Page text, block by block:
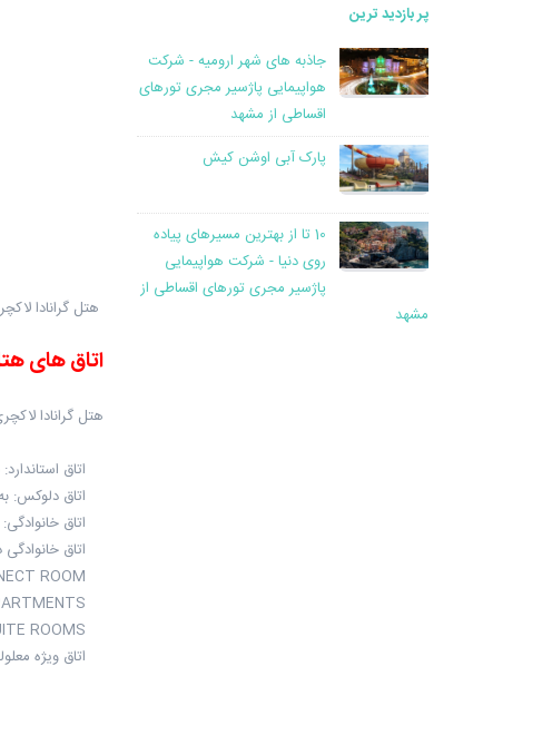
پر بازدید ترین
جاذبه های شهر ارومیه - شرکت
هواپیمایی پاژسیر مجری تورهای
اقساطی از مشهد
پارک آبی اوشن کیش
10 تا از بهترین مسیرهای پیاده
روی دنیا - شرکت هواپیمایی
پاژسیر مجری تورهای اقساطی از
مشهد
هتل گرانادا
اتاق های
هتل گرانادا لاکچری بلک در مجموع
اتاق استاندارد: به
اتاق دلوکس: به
اتاق خانوادگی: به
اتاق خانوادگی
اتاق ویژه